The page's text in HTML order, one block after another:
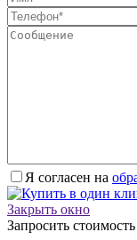
Я согласен на
Закрыть окно
Запросить стоимость